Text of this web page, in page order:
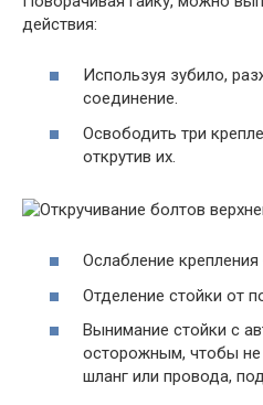
действия:
Используя зубило,
соединение.
Освободить три
открутив их.
Ослабление
Отделение стойки от
Вынимание стойки с
осторожным, чтобы
шланг или провода,